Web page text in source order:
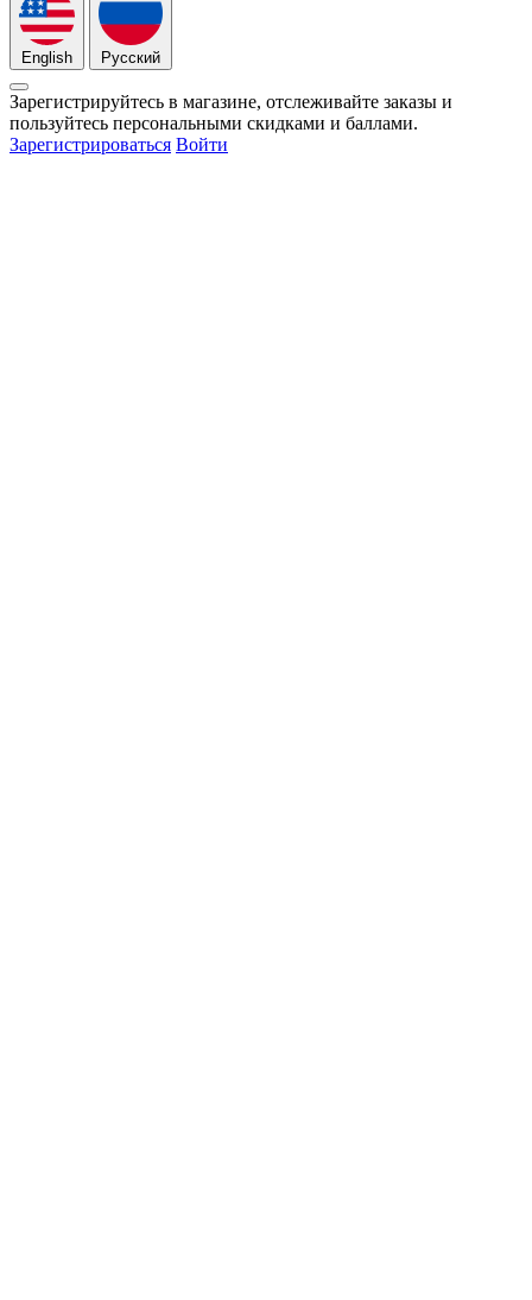
English Русский
Зарегистрируйтесь в магазине, отслеживайте заказы и
пользуйтесь персональными скидками и баллами.
Зарегистрироваться Войти